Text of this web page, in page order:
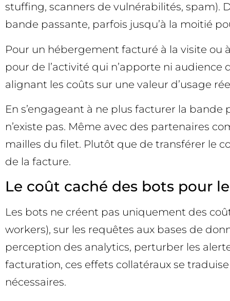
stuffing, scanners de vulnérabilités, spam).
bande passante, parfois jusqu’à la moitié
Pour un hébergement facturé à la visite ou
pour de l’activité qui n’apporte ni audience
alignant les coûts sur une valeur d’usage
En s’engageant à ne plus facturer la
n’existe pas. Même avec des partenaires
mailles du filet. Plutôt que de transférer le
de la facture.
Le coût caché des bots pour
Les bots ne créent pas uniquement des
workers), sur les requêtes aux bases de
perception des analytics, perturber les
facturation, ces effets collatéraux se
nécessaires.